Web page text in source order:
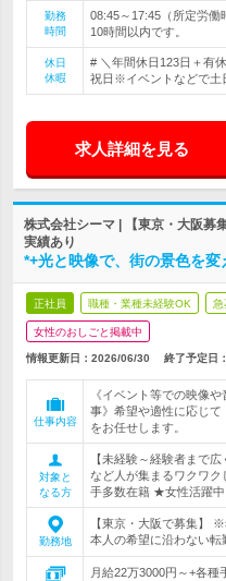
勤務
時間
08:45～17:45（所定労
10時間以内です。
休日
休暇
# ＼年間休日123日＋有
祝日※イベントなどで土
求人詳細を見る
株式会社シーマ | 【東京・大阪
実績あり
*+光と映像で、街の景色を
正社員 職種・業種未経験OK 急
女性のおしごと掲載中
情報更新日：2026/06/30 終了予定日：
仕事内容
《イベント等での映像
事》希望や適性に応じ
をお任せします。
対象と
なる方
【未経験～経験者まで
など人が集まるワクワ
手多数在籍 ★女性活躍中
勤務地
【東京・大阪で募集】
本人の希望に沿わない
月給22万3000円～+各